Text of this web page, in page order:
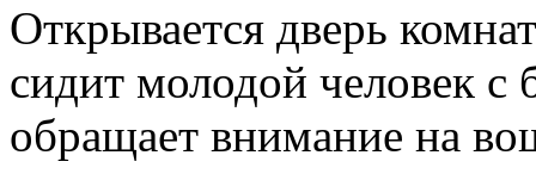
Открывается дверь
сидит молодой человек
обращает внимание на